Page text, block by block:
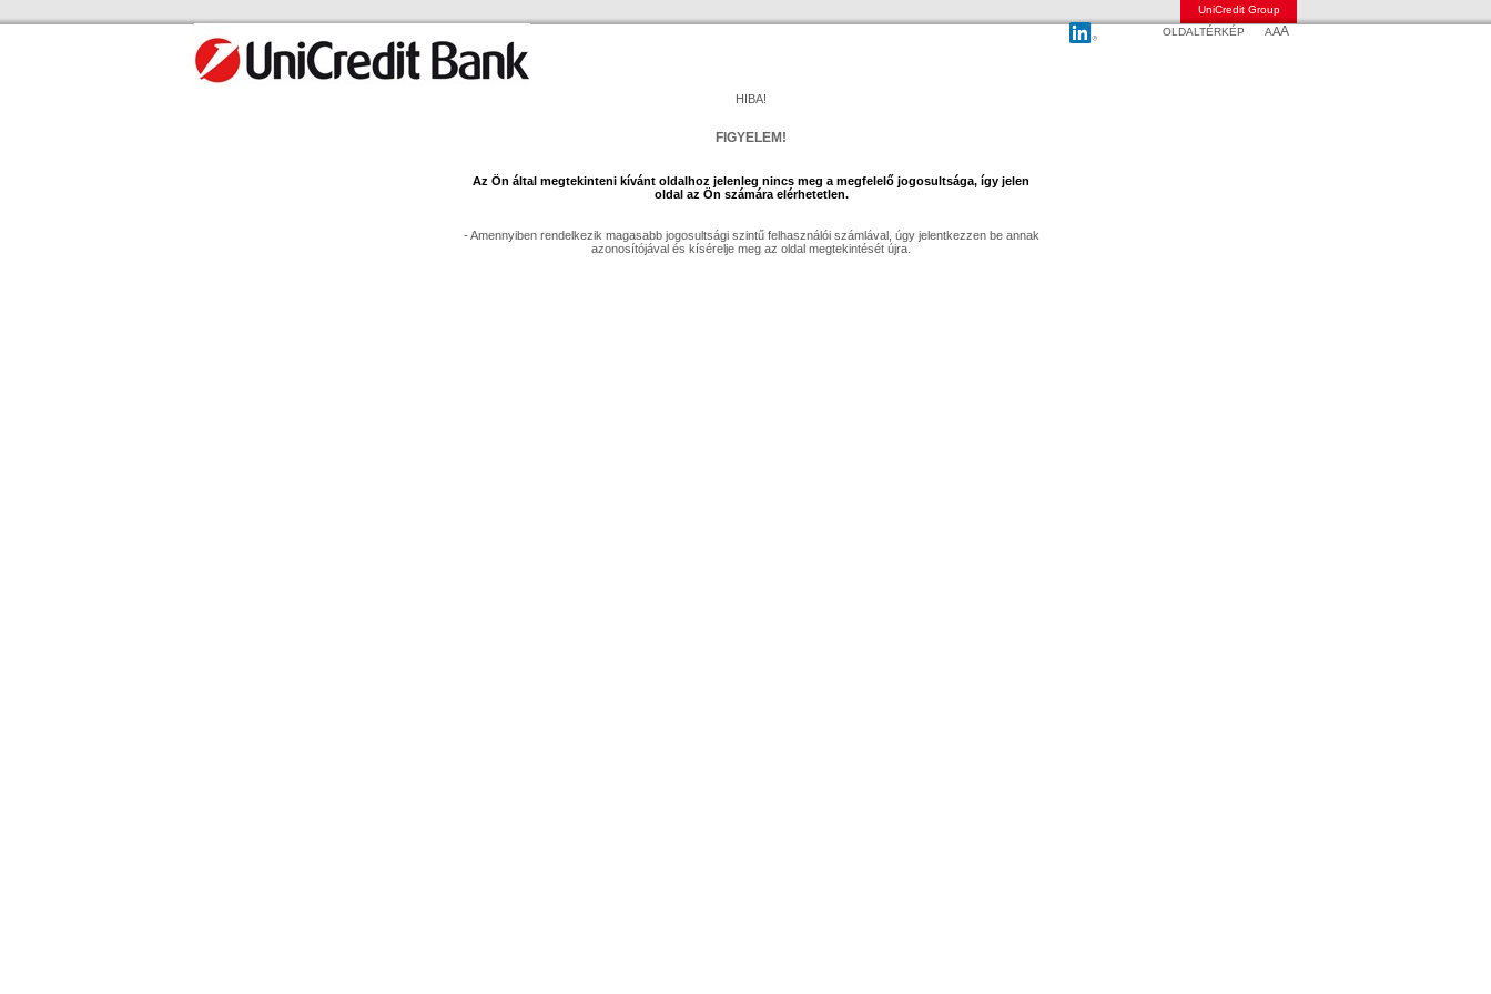
UniCredit Group
OLDALTÉRKÉP
AAA
HIBA!
FIGYELEM!
Az Ön által megtekinteni kívánt oldalhoz jelenleg nincs meg a megfelelő jogosultsága, így jelen
oldal az Ön számára elérhetetlen.
- Amennyiben rendelkezik magasabb jogosultsági szintű felhasználói számlával, úgy jelentkezzen be annak
azonosítójával és kísérelje meg az oldal megtekintését újra.